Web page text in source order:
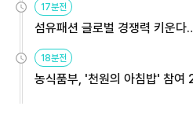
17분전
섬유패션 글로벌 경쟁력 키운
18분전
농식품부, '천원의 아침밥' 참여